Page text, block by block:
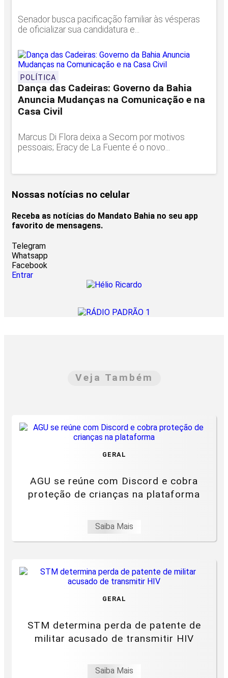
Senador busca pacificação familiar às vésperas
de oficializar sua candidatura e...
POLÍTICA
Dança das Cadeiras: Governo da Bahia
Anuncia Mudanças na Comunicação e na
Casa Civil
Marcus Di Flora deixa a Secom por motivos
pessoais; Eracy de La Fuente é o novo...
Nossas notícias no celular
Receba as notícias do Mandato Bahia no seu app
favorito de mensagens.
Telegram
Whatsapp
Facebook
Entrar
Veja Também
GERAL
AGU se reúne com Discord e cobra
proteção de crianças na plataforma
Saiba Mais
GERAL
STM determina perda de patente de
militar acusado de transmitir HIV
Saiba Mais